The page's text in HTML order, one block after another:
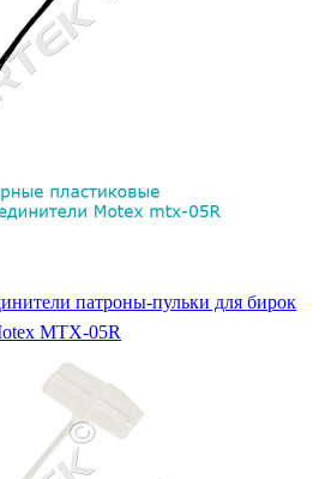
патроны-пульки для бирок
MTX-05R